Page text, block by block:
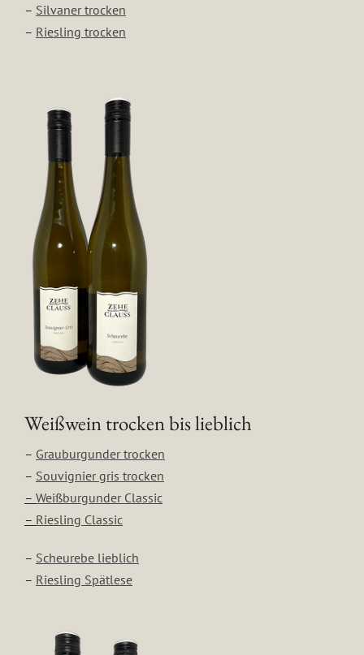
– Silvaner trocken
– Riesling trocken
Weißwein trocken bis lieblich
– Grauburgunder trocken
– Souvignier gris trocken
– Weißburgunder Classic
– Riesling Classic
– Scheurebe lieblich
– Riesling Spätlese